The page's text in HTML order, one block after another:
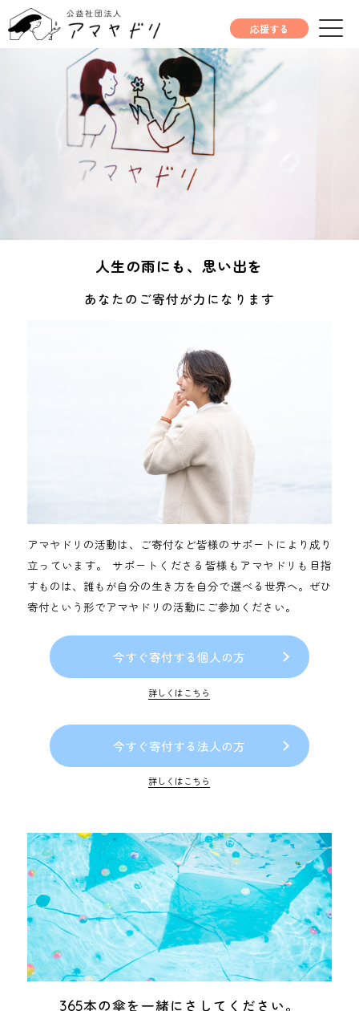
応援する
人生の雨にも、思い出を
あなたのご寄付が力になります
アマヤドリの活動は、ご寄付など皆様のサポートにより成り
立っています。
サポートくださる皆様もアマヤドリも目指
すものは、誰もが自分の生き方を自分で選べる世界へ。ぜひ
寄付という形でアマヤドリの活動にご参加ください。
今すぐ寄付する個人の方
詳しくはこちら
今すぐ寄付する法人の方
詳しくはこちら
365本の傘を一緒にさしてください。